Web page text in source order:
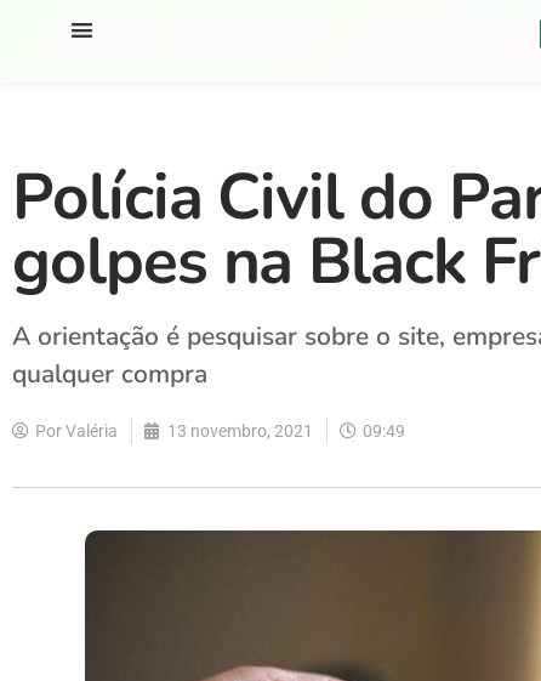
Polícia Civil do
golpes na Black
A orientação é pesquisar sobre o site,
qualquer compra
PorValéria 13 novembro, 2021 09:49